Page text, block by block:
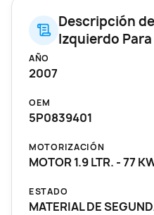
Descripción
Izquierdo
AÑO
2007
OEM
5P0839401
MOTORIZACIÓN
MOTOR 1.9 LTR. - 77
ESTADO
MATERIAL DE